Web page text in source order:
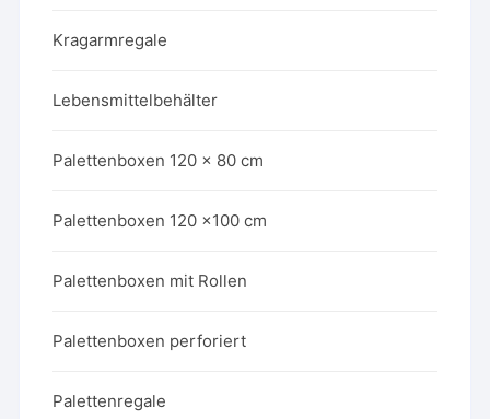
Kragarmregale
Lebensmittelbehälter
Palettenboxen 120 x 80 cm
Palettenboxen 120 x100 cm
Palettenboxen mit Rollen
Palettenboxen perforiert
Palettenregale